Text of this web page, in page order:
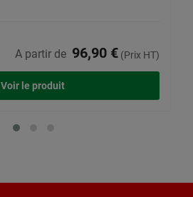
A partir de 96,90 €(Prix HT)
Voir le produit